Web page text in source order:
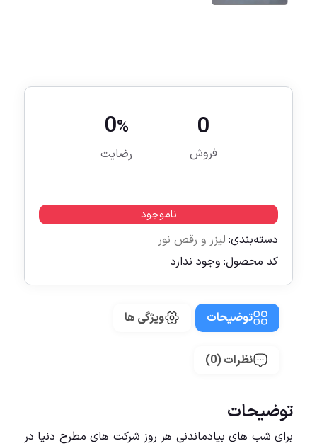
0
فروش
0%
رضایت
ناموجود
دسته‌بندی: لیزر و رقص نور
کد محصول: وجود ندارد
توضیحات ویژگی ها
نظرات (0)
توضیحات
برای شب های بیادماندنی هر روز شرکت های مطرح دنیا در